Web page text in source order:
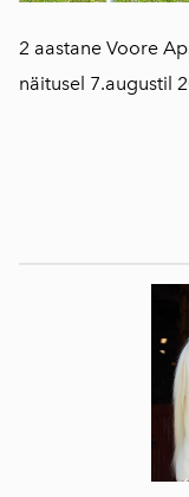
2 aastane Voore
näitusel 7.augustil